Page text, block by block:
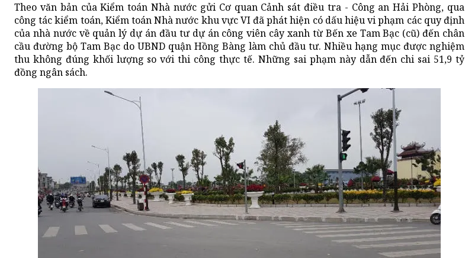
Theo văn bản của Kiểm toán Nhà nước gửi Cơ quan Cảnh sát điều tra - Công an Hải Phòng, qua
công tác kiểm toán, Kiểm toán Nhà nước khu vực VI đã phát hiện có dấu hiệu vi phạm các quy định
của nhà nước về quản lý dự án đầu tư dự án công viên cây xanh từ Bến xe Tam Bạc (cũ) đến chân
cầu đường bộ Tam Bạc do UBND quận Hồng Bàng làm chủ đầu tư. Nhiều hạng mục được nghiệm
thu không đúng khối lượng so với thi công thực tế. Những sai phạm này dẫn đến chi sai 51,9 tỷ
đồng ngân sách.